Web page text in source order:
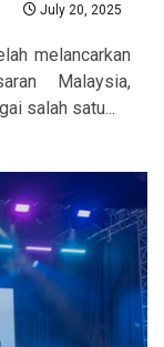
July 20, 2025
melancarkan
Malaysia,
salah satu...